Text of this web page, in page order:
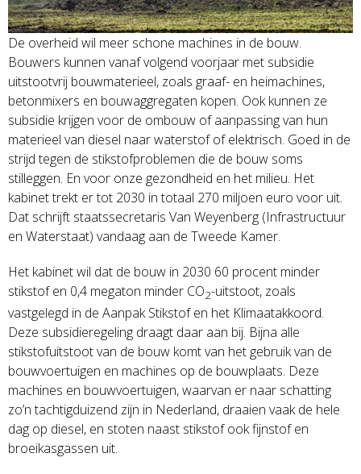
De overheid wil meer schone machines in de bouw.
Bouwers kunnen vanaf volgend voorjaar met subsidie
uitstootvrij bouwmaterieel, zoals graaf- en heimachines,
betonmixers en bouwaggregaten kopen. Ook kunnen ze
subsidie krijgen voor de ombouw of aanpassing van hun
materieel van diesel naar waterstof of elektrisch. Goed in de
strijd tegen de stikstofproblemen die de bouw soms
stilleggen. En voor onze gezondheid en het milieu. Het
kabinet trekt er tot 2030 in totaal 270 miljoen euro voor uit.
Dat schrijft staatssecretaris Van Weyenberg (Infrastructuur
en Waterstaat) vandaag aan de Tweede Kamer.
Het kabinet wil dat de bouw in 2030 60 procent minder
stikstof en 0,4 megaton minder CO2-uitstoot, zoals
vastgelegd in de Aanpak Stikstof en het Klimaatakkoord.
Deze subsidieregeling draagt daar aan bij. Bijna alle
stikstofuitstoot van de bouw komt van het gebruik van de
bouwvoertuigen en machines op de bouwplaats. Deze
machines en bouwvoertuigen, waarvan er naar schatting
zo’n tachtigduizend zijn in Nederland, draaien vaak de hele
dag op diesel, en stoten naast stikstof ook fijnstof en
broeikasgassen uit.